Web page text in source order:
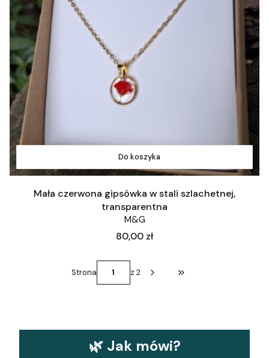
Do koszyka
Mała czerwona gipsówka w stali szlachetnej,
transparentna
M&G
Cena
80,00 zł
Strona z 2 Przejdź do ostatniej
🌿 Jak mówi?